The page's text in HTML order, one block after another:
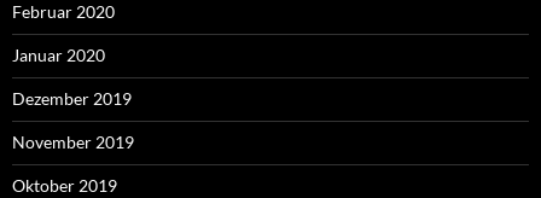
Februar 2020
Januar 2020
Dezember 2019
November 2019
Oktober 2019